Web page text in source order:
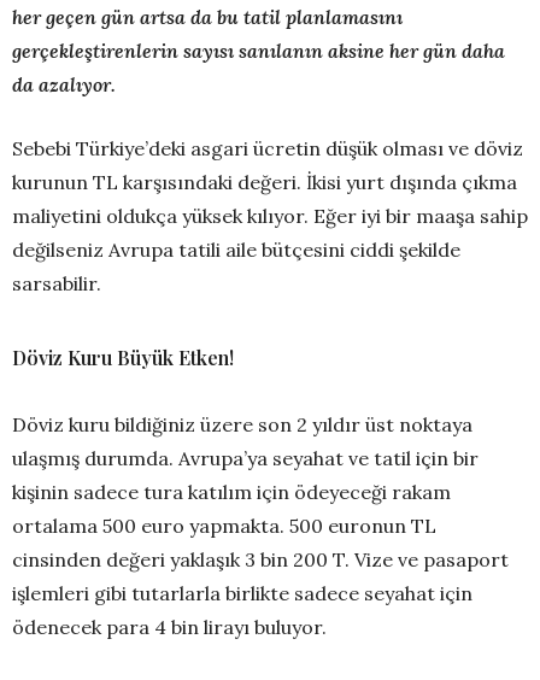
her geçen gün artsa da bu tatil planlamasını
gerçekleştirenlerin sayısı sanılanın aksine her gün daha
da azalıyor.
Sebebi Türkiye’deki asgari ücretin düşük olması ve döviz
kurunun TL karşısındaki değeri. İkisi yurt dışında çıkma
maliyetini oldukça yüksek kılıyor. Eğer iyi bir maaşa sahip
değilseniz Avrupa tatili aile bütçesini ciddi şekilde
sarsabilir.
Döviz Kuru Büyük Etken!
Döviz kuru bildiğiniz üzere son 2 yıldır üst noktaya
ulaşmış durumda. Avrupa’ya seyahat ve tatil için bir
kişinin sadece tura katılım için ödeyeceği rakam
ortalama 500 euro yapmakta. 500 euronun TL
cinsinden değeri yaklaşık 3 bin 200 T. Vize ve pasaport
işlemleri gibi tutarlarla birlikte sadece seyahat için
ödenecek para 4 bin lirayı buluyor.